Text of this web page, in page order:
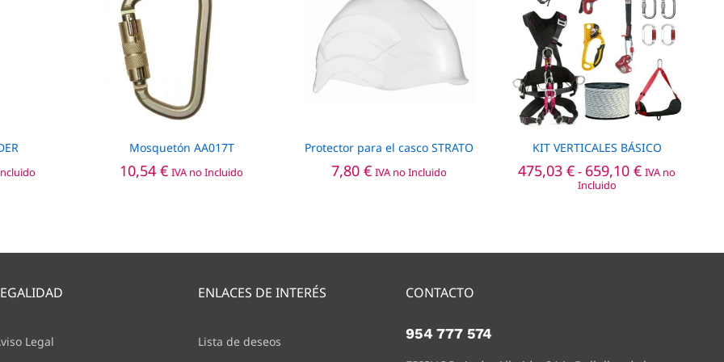
Mosquetón AA017T
10,54 € IVA no Incluido
Protector para el casco STRATO
7,80 € IVA no Incluido
KIT VERTICALES BÁSICO
475,03 €- 659,10 €Rango
de
IVA no
Incluido
Legal
ENLACES DE INTERÉS
Lista de deseos
CONTACTO
954 777 574